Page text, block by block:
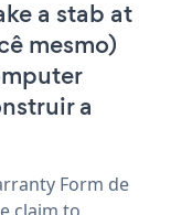
a stab at
mesmo)
a
Form de